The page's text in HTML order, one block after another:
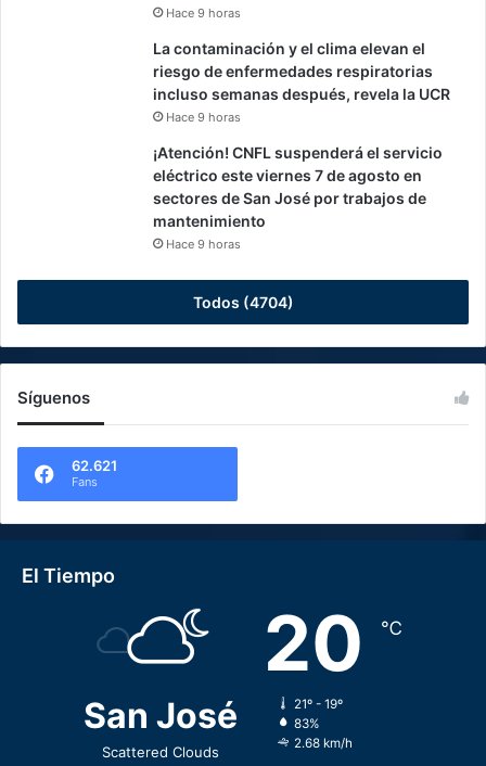
Hace 9 horas
La contaminación y el clima elevan el
riesgo de enfermedades respiratorias
incluso semanas después, revela la UCR
Hace 9 horas
¡Atención! CNFL suspenderá el servicio
eléctrico este viernes 7 de agosto en
sectores de San José por trabajos de
mantenimiento
Hace 9 horas
Todos (4704)
Síguenos
62.621
Fans
El Tiempo
San José
Scattered Clouds
20 ℃
21º - 19º
83%
2.68 km/h